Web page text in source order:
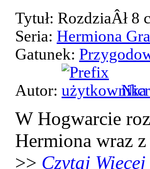
Tytuł: RozdziaÂł 8
Seria: Hermiona
Gatunek:
Autor:
W Hogwarcie
Hermiona wraz
>> Czytaj Więcej